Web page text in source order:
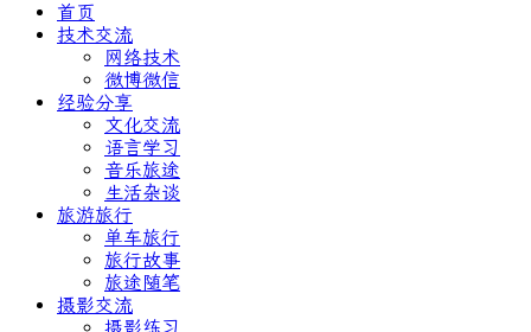
首页
技术交流
网络技术
微博微信
经验分享
文化交流
语言学习
音乐旅途
生活杂谈
旅游旅行
单车旅行
旅行故事
旅途随笔
摄影交流